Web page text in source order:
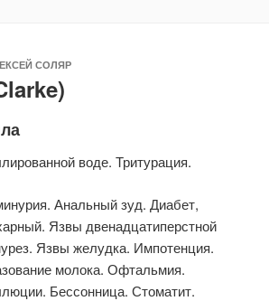
СОЛЯР
воде. Тритурация.
Анальный зуд. Диабет,
Язвы двенадцатиперстной
Язвы желудка. Импотенция.
молока. Офтальмия.
Бессонница. Стоматит.